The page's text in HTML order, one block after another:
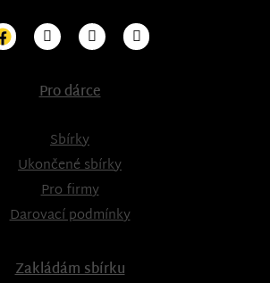
Pro dárce
Sbírky
Ukončené sbírky
Pro firmy
Darovací podmínky
Zakládám sbírku